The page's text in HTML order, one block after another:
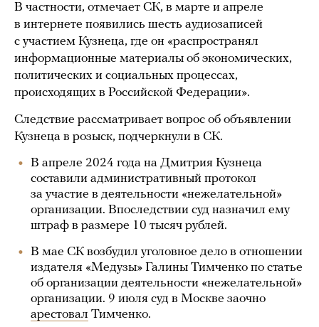
В частности, отмечает СК, в марте и апреле
в интернете появились шесть аудиозаписей
с участием Кузнеца, где он «распространял
информационные материалы об экономических,
политических и социальных процессах,
происходящих в Российской Федерации».
Следствие рассматривает вопрос об объявлении
Кузнеца в розыск, подчеркнули в СК.
В апреле 2024 года на Дмитрия Кузнеца
составили административный протокол
за участие в деятельности «нежелательной»
организации. Впоследствии суд назначил ему
штраф в размере 10 тысяч рублей.
В мае СК возбудил уголовное дело в отношении
издателя «Медузы» Галины Тимченко по статье
об организации деятельности «нежелательной»
организации. 9 июля суд в Москве заочно
арестовал Тимченко.